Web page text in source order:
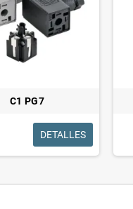
C1 PG7
DETALLES